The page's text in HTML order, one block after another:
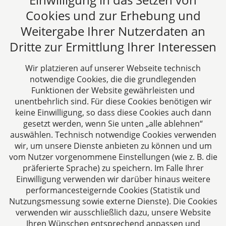
E-Mail:
kanzlei@dhk-law.com
Über uns
DH&K ist Ihre erfahrene Wirtschaftskanzlei aus
Aachen. Wir denken unternehmerisch und
verstehen uns als Full-Service-Dienstleister. Rechts-
und Steuerberatung auf höchstem Niveau in einer
persönlichen Beratungs- und Arbeitsatmosphäre
sind die Zielsetzungen unserer täglichen Arbeit.
Folgen Sie uns auf
Cookies und zur Erhebung und
Weitergabe Ihrer Nutzerdaten an
Dritte zur Ermittlung Ihrer Interessen
Wir platzieren auf unserer Webseite technisch
notwendige Cookies, die die grundlegenden
Funktionen der Website gewährleisten und
unentbehrlich sind. Für diese Cookies benötigen wir
keine Einwilligung, so dass diese Cookies auch dann
gesetzt werden, wenn Sie unten „alle ablehnen“
auswählen. Technisch notwendige Cookies verwenden
wir, um unsere Dienste anbieten zu können und um
vom Nutzer vorgenommene Einstellungen (wie z. B. die
präferierte Sprache) zu speichern. Im Falle Ihrer
Einwilligung verwenden wir darüber hinaus weitere
performancesteigernde Cookies (Statistik und
Nutzungsmessung sowie externe Dienste). Die Cookies
verwenden wir ausschließlich dazu, unsere Website
Ihren Wünschen entsprechend anpassen und